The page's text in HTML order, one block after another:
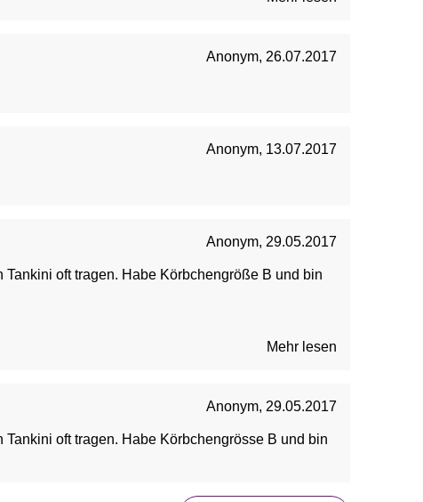
Anonym, 26.07.2017
Anonym, 13.07.2017
Anonym, 29.05.2017
oft tragen. Habe Körbchengröße B und bin
Mehr lesen
Anonym, 29.05.2017
oft tragen. Habe Körbchengrösse B und bin